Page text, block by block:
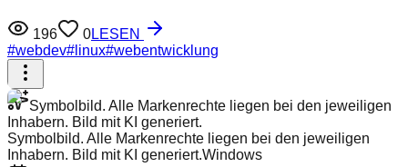
196 0LESEN
#webdev# linux#webentwicklung
Symbolbild. Alle Markenrechte liegen bei den jeweiligen
Inhabern. Bild mit KI generiert.
Symbolbild. Alle Markenrechte liegen bei den jeweiligen
Inhabern. Bild mit KI generiert.Windows